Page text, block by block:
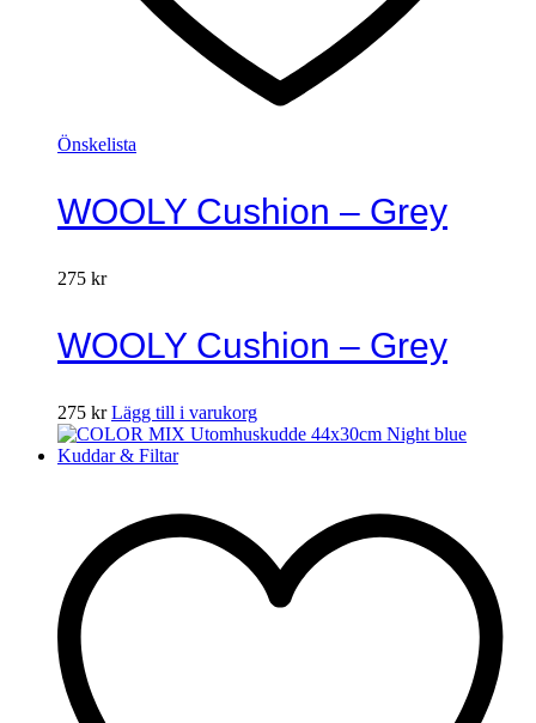
Önskelista
WOOLY Cushion – Grey
275 kr
WOOLY Cushion – Grey
275 kr Lägg till i varukorg